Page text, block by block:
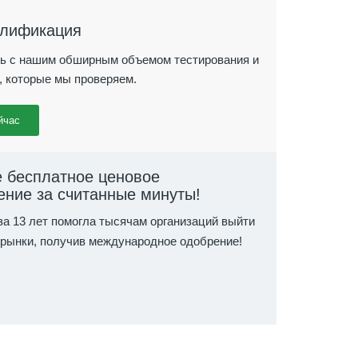
с нашим обширным объемом тестирования и
которые мы проверяем.
бесплатное ценовое
за считанные минуты!
13 лет помогла тысячам организаций выйти
получив международное одобрение!